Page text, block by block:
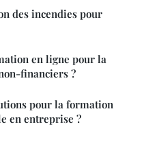
des incendies pour
en ligne pour la
financiers ?
pour la formation
en entreprise ?